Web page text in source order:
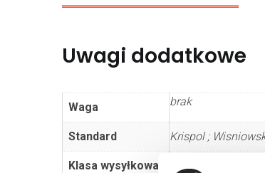
Uwagi dodatkowe
Waga brak
Standard Krispol ;
Klasa wysyłkowa